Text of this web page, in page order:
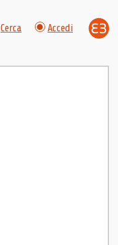
Cerca Accedi